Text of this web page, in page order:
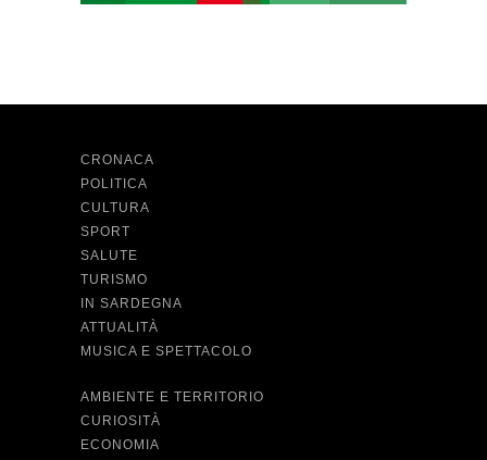
CRONACA
POLITICA
CULTURA
SPORT
SALUTE
TURISMO
IN SARDEGNA
ATTUALITÀ
MUSICA E SPETTACOLO
AMBIENTE E TERRITORIO
CURIOSITÀ
ECONOMIA